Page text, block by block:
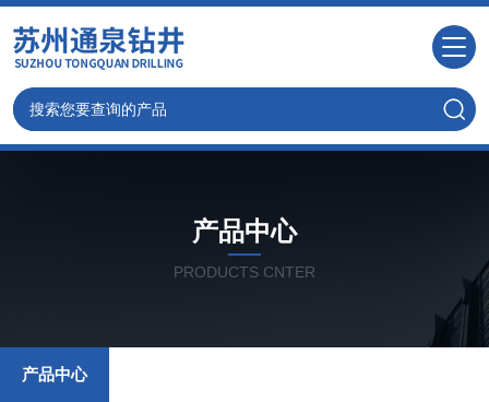
产品中心
PRODUCTS CNTER
产品中心